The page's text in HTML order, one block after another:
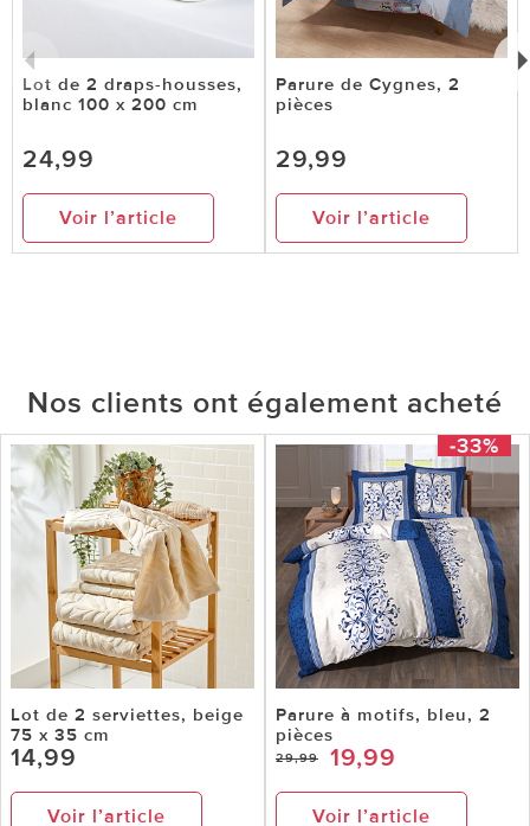
Lot de 2 draps-housses,
blanc 100 x 200 cm
24,99
Voir l’article
Parure de Cygnes, 2
pièces
29,99
Voir l’article
Nos clients ont également acheté
Lot de 2 serviettes, beige
75 x 35 cm
14,99
Voir l’article
-33%
Parure à motifs, bleu, 2
pièces
29,99 19,99
Voir l’article